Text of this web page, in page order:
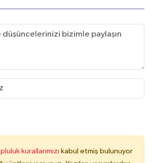
kurallarımızı kabul etmiş bulunuyor